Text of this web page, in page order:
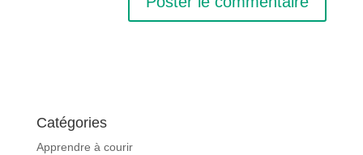
Catégories
Apprendre à courir